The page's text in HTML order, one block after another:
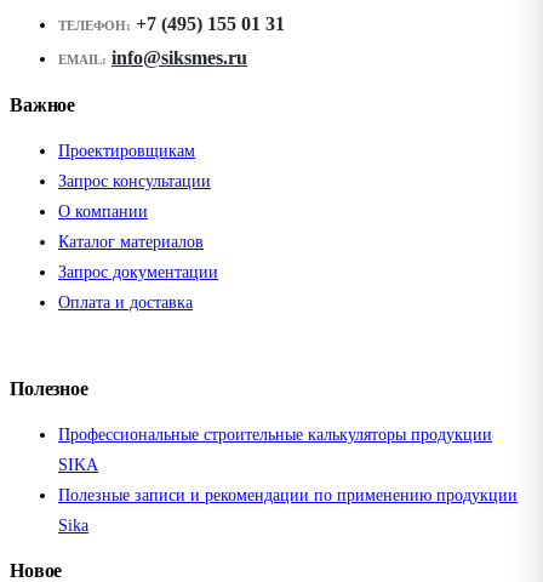
ТЕЛЕФОН: +7 (495) 155 01 31
EMAIL: info@siksmes.ru
Важное
Проектировщикам
Запрос консультации
О компании
Каталог материалов
Запрос документации
Оплата и доставка
Полезное
Профессиональные строительные калькуляторы продукции
SIKA
Полезные записи и рекомендации по применению продукции
Sika
Новое